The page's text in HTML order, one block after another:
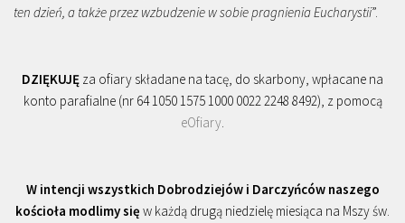
ten dzień, a także przez wzbudzenie w sobie pragnienia Eucharystii”.
DZIĘKUJĘ za ofiary składane na tacę, do skarbony, wpłacane na
konto parafialne (nr 64 1050 1575 1000 0022 2248 8492), z pomocą
eOfiary.
W intencji wszystkich Dobrodziejów i Darczyńców naszego
kościoła modlimy się w każdą drugą niedzielę miesiąca na Mszy św.